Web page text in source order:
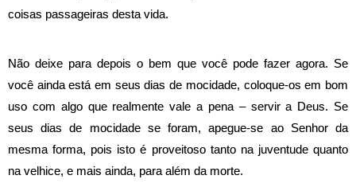
coisas passageiras desta vida.
Não deixe para depois o bem que você pode fazer agora. Se
você ainda está em seus dias de mocidade, coloque-os em bom
uso com algo que realmente vale a pena – servir a Deus. Se
seus dias de mocidade se foram, apegue-se ao Senhor da
mesma forma, pois isto é proveitoso tanto na juventude quanto
na velhice, e mais ainda, para além da morte.